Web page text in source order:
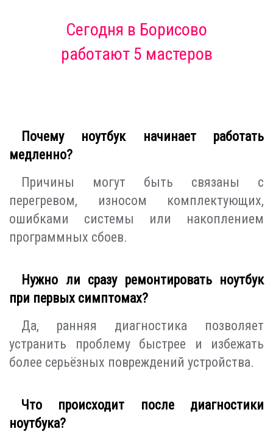
Сегодня в Борисово
работают 5 мастеров
Почему ноутбук начинает работать
медленно?
Причины могут быть связаны с
перегревом, износом комплектующих,
ошибками системы или накоплением
программных сбоев.
Нужно ли сразу ремонтировать ноутбук
при первых симптомах?
Да, ранняя диагностика позволяет
устранить проблему быстрее и избежать
более серьёзных повреждений устройства.
Что происходит после диагностики
ноутбука?